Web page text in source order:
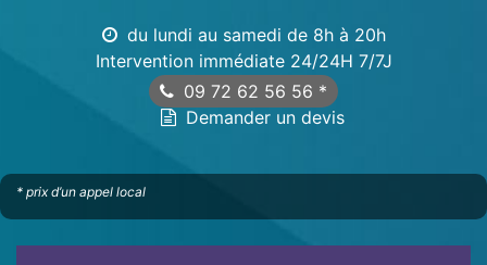
du lundi au samedi de 8h à 20h
Intervention immédiate 24/24H 7/7J
09 72 62 56 56 *
Demander un devis
* prix d’un appel local